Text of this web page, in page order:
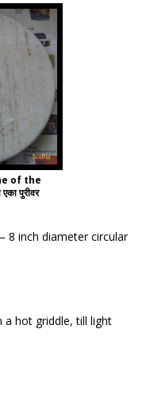
of the
पुरीवर
8 inch diameter circular
hot griddle, till light